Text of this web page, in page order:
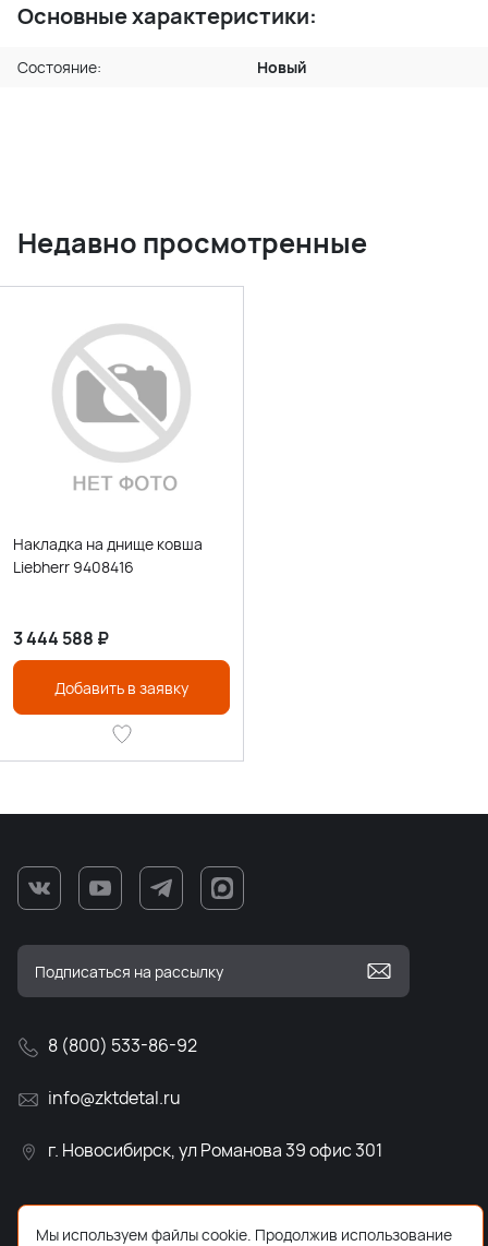
Основные характеристики:
Состояние: Новый
Недавно просмотренные
Накладка на днище ковша
Liebherr 9408416
3 444 588 ₽
Добавить в заявку
8 (800) 533-86-92
info@zktdetal.ru
г. Новосибирск, ул Романова 39 офис 301
Мы используем файлы cookie. Продолжив использование